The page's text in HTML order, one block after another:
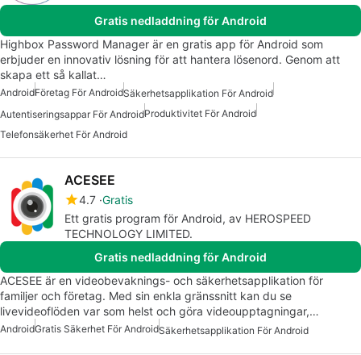
Gratis nedladdning för Android
Highbox Password Manager är en gratis app för Android som
erbjuder en innovativ lösning för att hantera lösenord. Genom att
skapa ett så kallat…
AndroidFöretag För AndroidSäkerhetsapplikation För Android
Autentiseringsappar För AndroidProduktivitet För Android
Telefonsäkerhet För Android
ACESEE
4.7 Gratis
Ett gratis program för Android, av HEROSPEED
TECHNOLOGY LIMITED.
Gratis nedladdning för Android
ACESEE är en videobevaknings- och säkerhetsapplikation för
familjer och företag. Med sin enkla gränssnitt kan du se
livevideoflöden var som helst och göra videoupptagningar,…
AndroidGratis Säkerhet För AndroidSäkerhetsapplikation För Android